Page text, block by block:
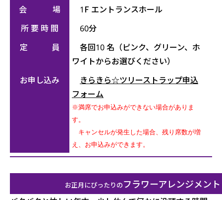
会 場
1F エントランスホール
所 要 時 間
60分
定 員
各回10 名（ピンク、グリーン、ホ
ワイトからお選びください）
お申し込み
きらきら☆ツリーストラップ申込
フォーム
※満席でお申込みができない場合がありま
す。
キャンセルが発生した場合、残り席数が増
え、お申込みができます。
お正月にぴったりのフラワーアレンジメン